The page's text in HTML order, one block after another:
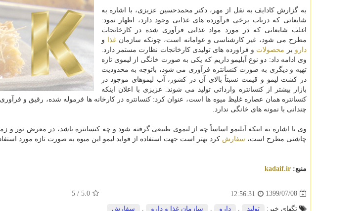
به گزارش کادایف به نقل از مهر، دکتر محمدحسین عزیزی، با اشاره به
شایعاتی که درباب برخی فرآورده های غذایی وجود دارد، اظهار نمود:
اغلب شایعاتی که در مورد مواد غذایی فرآوری شده در کارخانجات
مطرح می شود، غیر کارشناسی و عوامانه است، چونکه سازمانغذا
و
دارو بر محصولات و فراورده های تولیدی کارخانجات نظارت مستمر دارد.
وی ادامه داد: دو نوع آبلیمو داریم که یکی به صورت خانگی از لیموی تازه
تهیه و دیگری به صورت کنسانتره فرآوری می شود، باتوجه به محدودیت
در کشت لیمو و قیمت نسبتاً بالای آن در کشور، آب لیموهای موجود در
بازار بیشتر از کنسانتره وارداتی تولید می شوند. عزیزی با اعلان اینکه
کنسانتره همان عصاره غلیظ میوه ها است، عنوان کرد: کنسانتره در کارخانه ها فرموله شده، رقیق و
چندانی با نمونه های خانگی ندارد.
چاشنی مطرح است، سفارش کرد بهتر است جهت استفاده از فواید لیمو این میوه به صورت تازه مورد
منبع: kadaif.ir
1399/07/08
12:56:31
5.0
/
5
تگهای خبر: تولید , دارو , سازمان غذا و دارو , سفارش